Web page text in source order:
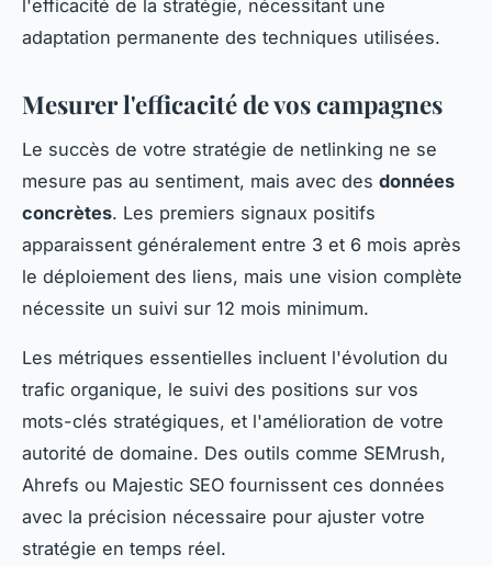
l'efficacité de la stratégie, nécessitant une
adaptation permanente des techniques utilisées.
Mesurer l'efficacité de vos campagnes
Le succès de votre stratégie de netlinking ne se
mesure pas au sentiment, mais avec des données
concrètes. Les premiers signaux positifs
apparaissent généralement entre 3 et 6 mois après
le déploiement des liens, mais une vision complète
nécessite un suivi sur 12 mois minimum.
Les métriques essentielles incluent l'évolution du
trafic organique, le suivi des positions sur vos
mots-clés stratégiques, et l'amélioration de votre
autorité de domaine. Des outils comme SEMrush,
Ahrefs ou Majestic SEO fournissent ces données
avec la précision nécessaire pour ajuster votre
stratégie en temps réel.